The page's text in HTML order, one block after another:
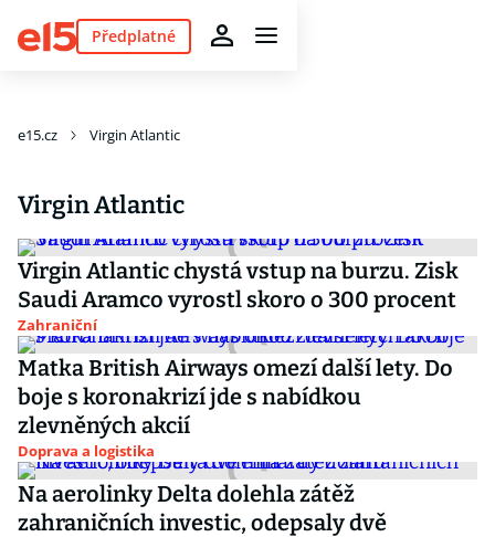
Předplatné
e15.cz Virgin Atlantic
Virgin Atlantic
Virgin Atlantic chystá vstup na burzu. Zisk
Saudi Aramco vyrostl skoro o 300 procent
Zahraniční
Matka British Airways omezí další lety. Do
boje s koronakrizí jde s nabídkou
zlevněných akcií
Doprava a logistika
Na aerolinky Delta dolehla zátěž
zahraničních investic, odepsaly dvě